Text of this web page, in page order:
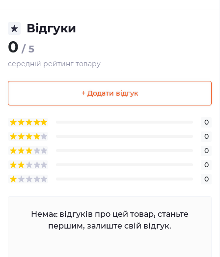
Відгуки
0 / 5
середній рейтинг товару
+ Додати відгук
0
0
0
0
0
Немає відгуків про цей товар, станьте
першим, залиште свій відгук.